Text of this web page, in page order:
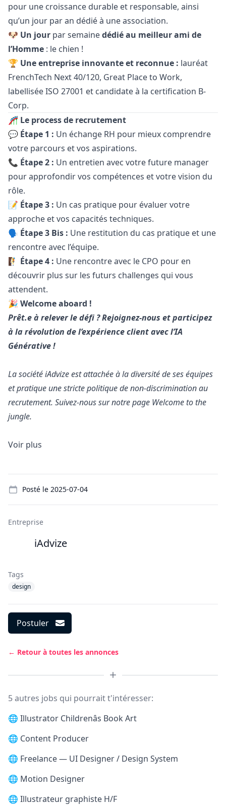
pour une croissance durable et responsable, ainsi
qu’un jour par an dédié à une association.
🐶 Un jour par semainedédié au meilleur ami de
l’Homme : le chien !
🏆 Une entreprise innovante et reconnue : lauréat
FrenchTech Next 40/120, Great Place to Work,
labellisée ISO 27001 et candidate à la certification B-
Corp.
🎢 Le process de recrutement
💬 Étape 1 : Un échange RH pour mieux comprendre
votre parcours et vos aspirations.
📞 Étape 2 : Un entretien avec votre future manager
pour approfondir vos compétences et votre vision du
rôle.
📝 Étape 3 : Un cas pratique pour évaluer votre
approche et vos capacités techniques.
🗣️ Étape 3 Bis : Une restitution du cas pratique et une
rencontre avec l’équipe.
🧗 Étape 4 : Une rencontre avec le CPO pour en
découvrir plus sur les futurs challenges qui vous
attendent.
🎉 Welcome aboard !
Prêt.e à relever le défi ? Rejoignez-nous et participez
à la révolution de l’expérience client avec l’IA
Générative !
La société iAdvize est attachée à la diversité de ses équipes
et pratique une stricte politique de non-discrimination au
recrutement. Suivez-nous sur notre page Welcome to the
jungle.
Voir plus
Posté le 2025-07-04
Entreprise
iAdvize
Tags
design
Postuler
← Retour à toutes les annonces
5 autres jobs qui pourrait t'intéresser:
🌐 Illustrator Childrenâs Book Art
🌐 Content Producer
🌐 Freelance — UI Designer / Design System
🌐 Motion Designer
🌐 Illustrateur graphiste H/F